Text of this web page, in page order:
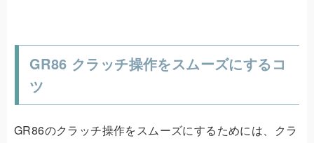
GR86 クラッチ操作をスムーズにするコ
ツ
GR86のクラッチ操作をスムーズにするためには、クラ